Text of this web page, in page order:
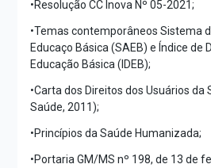
•Resolução CC Inova Nº 05-2021;
•Temas contemporâneos Sistema
Educaço Básica (SAEB) e Índice de
Educação Básica (IDEB);
•Carta dos Direitos dos Usuários da
Saúde, 2011);
•Princípios da Saúde Humanizada;
•Portaria GM/MS nº 198, de 13 de